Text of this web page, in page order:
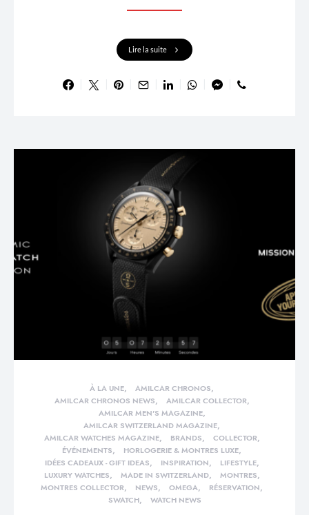
Lire la suite
À LA UNE
AMILCAR CHRONOS
AMILCAR CHRONOS NEWS
AMILCAR COLLECTOR
AMILCAR MEN'S MAGAZINE
AMILCAR SWITZERLAND MAGAZINE
AMILCAR WATCHES MAGAZINE
BRANDS
COLLECTOR
ÉVÉNEMENTS
HORLOGERIE & MONTRES LUXE
IDÉES CADEAUX - GIFT IDEAS
INSPIRATION
LIFESTYLE
LUXURY WATCHES
MADE IN SWITZERLAND
MONTRES
MONTRES COLLECTOR
NEWS OMEGA
RÉSERVATION
SWATCH
WATCH NEWS